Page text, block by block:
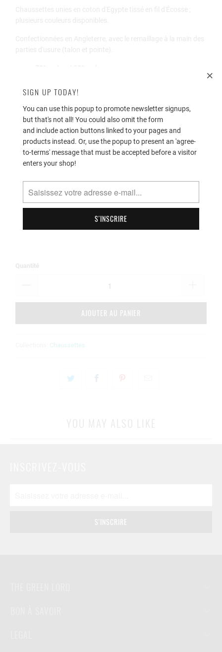
Chaussettes unies en coton d'Egypte tissé en fil d'Écosse ;
plusieurs couleurs disponibles.
Confectionnées en
Angleterre, avec le remaillage à la main des
parties d'usure (talon et pointe).
70% coton / 30% nylon
Classic Collection ; Printemps/été.
Pantherella fabrique l'une des meilleures chaussettes au
monde depuis 1937 et il est l'une des rares marques
britanniques à rester fidèle à la tradition du «Made in
Color
Quantité
AJOUTER AU PANIER
Chaussettes
YOU MAY ALSO LIKE
SIGN UP TODAY!
You can use this popup to promote newsletter signups,
but that's not all! You could also omit the form
and include action buttons linked to your pages and
products instead. Or, use the popup to present an 'agree-
to-terms' message that must be accepted before a visitor
enters your shop!